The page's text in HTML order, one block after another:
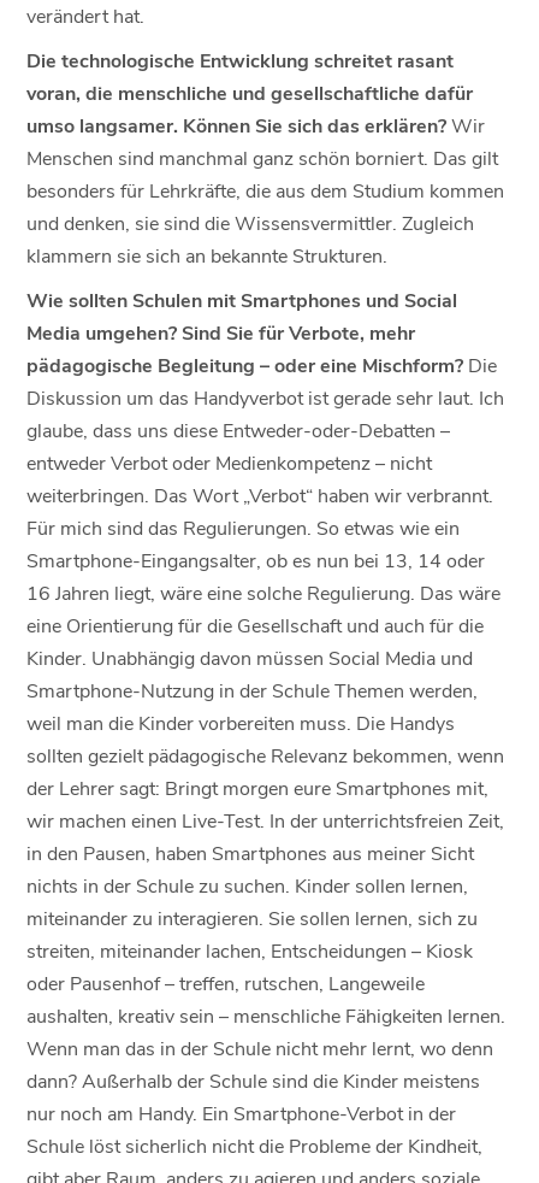
verändert hat.
Die technologische Entwicklung schreitet rasant
voran, die menschliche und gesellschaftliche dafür
umso langsamer. Können Sie sich das erklären?Wir
Menschen sind manchmal ganz schön borniert. Das gilt
besonders für Lehrkräfte, die aus dem Studium kommen
und denken, sie sind die Wissensvermittler. Zugleich
klammern sie sich an bekannte Strukturen.
Wie sollten Schulen mit Smartphones und Social
Media umgehen? Sind Sie für Verbote, mehr
pädagogische Begleitung – oder eine Mischform? Die
Diskussion um das Handyverbot ist gerade sehr laut. Ich
glaube, dass uns diese Entweder-oder-Debatten –
entweder Verbot oder Medienkompetenz – nicht
weiterbringen. Das Wort „Verbot“ haben wir verbrannt.
Für mich sind das Regulierungen. So etwas wie ein
Smartphone-Eingangsalter, ob es nun bei 13, 14 oder
16 Jahren liegt, wäre eine solche Regulierung. Das wäre
eine Orientierung für die Gesellschaft und auch für die
Kinder. Unabhängig davon müssen Social Media und
Smartphone-Nutzung in der Schule Themen werden,
weil man die Kinder vorbereiten muss. Die Handys
sollten gezielt pädagogische Relevanz bekommen, wenn
der Lehrer sagt: Bringt morgen eure Smartphones mit,
wir machen einen Live-Test. In der unterrichtsfreien Zeit,
in den Pausen, haben Smartphones aus meiner Sicht
nichts in der Schule zu suchen. Kinder sollen lernen,
miteinander zu interagieren. Sie sollen lernen, sich zu
streiten, miteinander lachen, Entscheidungen – Kiosk
oder Pausenhof – treffen, rutschen, Langeweile
aushalten, kreativ sein – menschliche Fähigkeiten lernen.
Wenn man das in der Schule nicht mehr lernt, wo denn
dann? Außerhalb der Schule sind die Kinder meistens
nur noch am Handy. Ein Smartphone-Verbot in der
Schule löst sicherlich nicht die Probleme der Kindheit,
gibt aber Raum, anders zu agieren und anders soziale